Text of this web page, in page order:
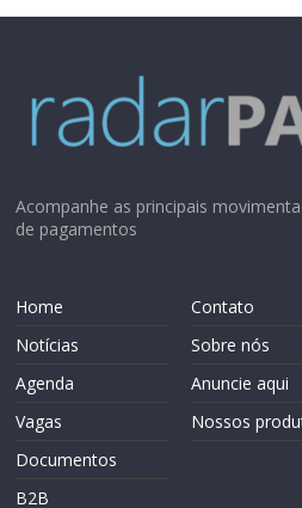
Acompanhe as principais
de pagamentos
Home
Notícias
Agenda
Vagas
Documentos
B2B
Contato
Sobre nós
Anuncie aqui
Nossos